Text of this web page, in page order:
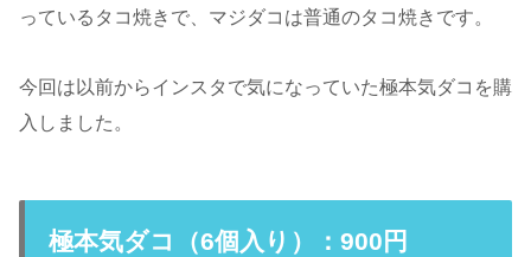
っているタコ焼きで、マジダコは普通のタコ焼きです。
今回は以前からインスタで気になっていた極本気ダコを購
入しました。
極本気ダコ（6個入り）：900円